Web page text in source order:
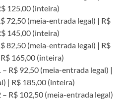
125,00 (inteira)
72,50 (meia-entrada legal) | R$
145,00 (inteira)
82,50 (meia-entrada legal) | R$
165,00 (inteira)
R$ 92,50 (meia-entrada legal) |
| R$ 185,00 (inteira)
R$ 102,50 (meia-entrada legal)